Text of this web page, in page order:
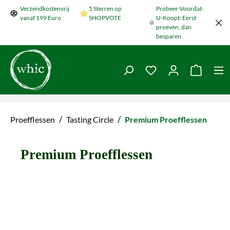
Naar de hoofdinhoud springen
Verzendkostenvrij
vanaf 199 Euro
5 Sterren op
SHOPVOTE
Probeer-Voordat-
U-Koopt: Eerst
proeven, dan
besparen
Je hebt 0 items op
De
Proefflessen / Tasting Circle / Premium Proefflessen
Premium Proefflessen